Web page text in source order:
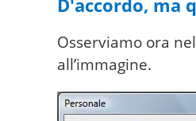
Osserviamo ora
all’immagine.